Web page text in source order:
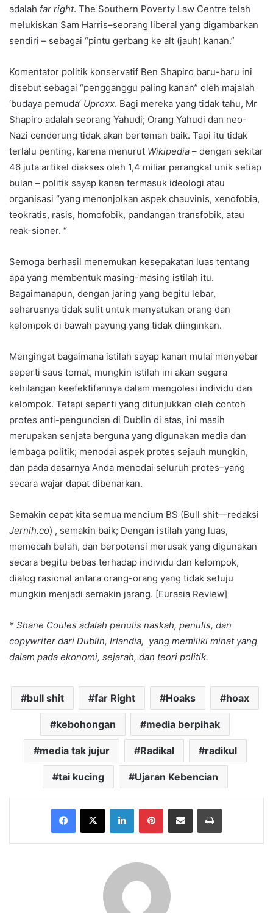
adalah far right. The Southern Poverty Law Centre telah
melukiskan Sam Harris–seorang liberal yang digambarkan
sendiri – sebagai “pintu gerbang ke alt (jauh) kanan.”
Komentator politik konservatif Ben Shapiro baru-baru ini
disebut sebagai “pengganggu paling kanan” oleh majalah
‘budaya pemuda’ Uproxx. Bagi mereka yang tidak tahu, Mr
Shapiro adalah seorang Yahudi; Orang Yahudi dan neo-
Nazi cenderung tidak akan berteman baik. Tapi itu tidak
terlalu penting, karena menurut Wikipedia – dengan sekitar
46 juta artikel diakses oleh 1,4 miliar perangkat unik setiap
bulan – politik sayap kanan termasuk ideologi atau
organisasi “yang menonjolkan aspek chauvinis, xenofobia,
teokratis, rasis, homofobik, pandangan transfobik, atau
reak-sioner. “
Semoga berhasil menemukan kesepakatan luas tentang
apa yang membentuk masing-masing istilah itu.
Bagaimanapun, dengan jaring yang begitu lebar,
seharusnya tidak sulit untuk menyatukan orang dan
kelompok di bawah payung yang tidak diinginkan.
Mengingat bagaimana istilah sayap kanan mulai menyebar
seperti saus tomat, mungkin istilah ini akan segera
kehilangan keefektifannya dalam mengolesi individu dan
kelompok. Tetapi seperti yang ditunjukkan oleh contoh
protes anti-penguncian di Dublin di atas, ini masih
merupakan senjata berguna yang digunakan media dan
lembaga politik; menodai aspek protes sejauh mungkin,
dan pada dasarnya Anda menodai seluruh protes–yang
secara wajar dapat dibenarkan.
Semakin cepat kita semua mencium BS (Bull shit—redaksi
Jernih.co) , semakin baik; Dengan istilah yang luas,
memecah belah, dan berpotensi merusak yang digunakan
secara begitu bebas terhadap individu dan kelompok,
dialog rasional antara orang-orang yang tidak setuju
mungkin menjadi semakin jarang. [Eurasia Review]
* Shane Coules adalah penulis naskah, penulis, dan
copywriter dari Dublin, Irlandia, yang memiliki minat yang
dalam pada ekonomi, sejarah, dan teori politik.
bull shit far Right Hoaks hoax
kebohongan media berpihak
media tak jujur Radikal radikul
tai kucing Ujaran Kebencian
Facebook
X LinkedInPinterestShare via Email Print